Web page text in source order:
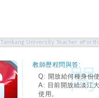
Tamkang University Teacher
教師歷程問與答:
Q: 開放給何種身份
A: 目前開放給淡江
使用。